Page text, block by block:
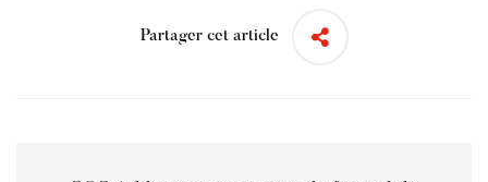
Partager cet article